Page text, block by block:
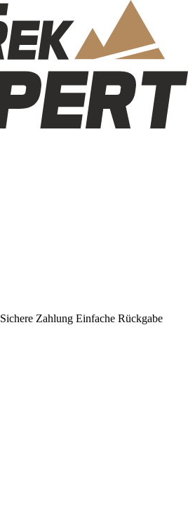
Sichere Zahlung Einfache Rückgabe